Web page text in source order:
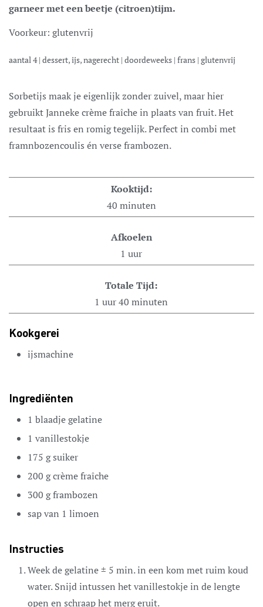
garneer met een beetje (citroen)tijm.
Voorkeur: glutenvrij
aantal 4| dessert, ijs, nagerecht | doordeweeks | frans | glutenvrij
Sorbetijs maak je eigenlijk zonder zuivel, maar hier
gebruikt Janneke crème fraîche in plaats van fruit. Het
resultaat is fris en romig tegelijk. Perfect in combi met
framnbozencoulis én verse frambozen.
Kooktijd:
40 minuten
Afkoelen
1 uur
Totale Tijd:
1 uur 40 minuten
Kookgerei
ijsmachine
Ingrediënten
1 blaadjegelatine
1 vanillestokje
175 gsuiker
200 gcrème fraîche
300 gframbozen
sap van 1 limoen
Instructies
Week de gelatine ± 5 min. in een kom met ruim koud
water. Snijd intussen het vanillestokje in de lengte
open en schraap het merg eruit.